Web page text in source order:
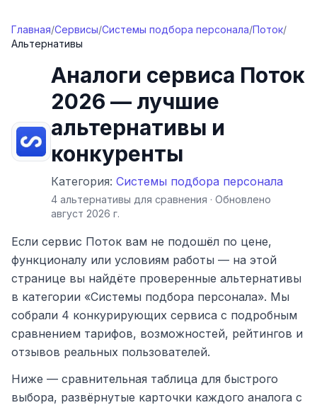
Главная/Сервисы/Системы подбора персонала/Поток/
Альтернативы
Аналоги сервиса Поток
2026 — лучшие
альтернативы и
конкуренты
Категория: Системы подбора персонала
4 альтернативы для сравнения · Обновлено
август 2026 г.
Если сервис Поток вам не подошёл по цене,
функционалу или условиям работы — на этой
странице вы найдёте проверенные альтернативы
в категории «Системы подбора персонала». Мы
собрали 4 конкурирующих сервиса с подробным
сравнением тарифов, возможностей, рейтингов и
отзывов реальных пользователей.
Ниже — сравнительная таблица для быстрого
выбора, развёрнутые карточки каждого аналога с